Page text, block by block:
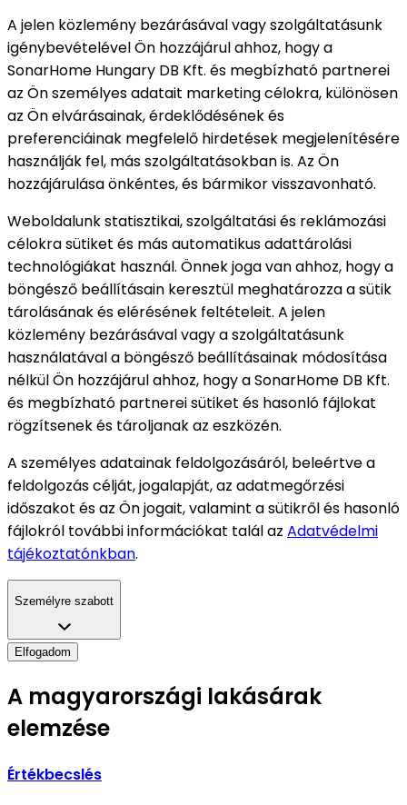
A jelen közlemény bezárásával vagy szolgáltatásunk
igénybevételével Ön hozzájárul ahhoz, hogy a
SonarHome Hungary DB Kft. és megbízható partnerei
az Ön személyes adatait marketing célokra, különösen
az Ön elvárásainak, érdeklődésének és
preferenciáinak megfelelő hirdetések megjelenítésére
használják fel, más szolgáltatásokban is. Az Ön
hozzájárulása önkéntes, és bármikor visszavonható.
Weboldalunk statisztikai, szolgáltatási és reklámozási
célokra sütiket és más automatikus adattárolási
technológiákat használ. Önnek joga van ahhoz, hogy a
böngésző beállításain keresztül meghatározza a sütik
tárolásának és elérésének feltételeit. A jelen
közlemény bezárásával vagy a szolgáltatásunk
használatával a böngésző beállításainak módosítása
nélkül Ön hozzájárul ahhoz, hogy a SonarHome DB Kft.
és megbízható partnerei sütiket és hasonló fájlokat
rögzítsenek és tároljanak az eszközén.
A személyes adatainak feldolgozásáról, beleértve a
feldolgozás célját, jogalapját, az adatmegőrzési
időszakot és az Ön jogait, valamint a sütikről és hasonló
fájlokról további információkat talál az Adatvédelmi
tájékoztatónkban.
Személyre szabott
Elfogadom
A magyarországi lakásárak
elemzése
Értékbecslés